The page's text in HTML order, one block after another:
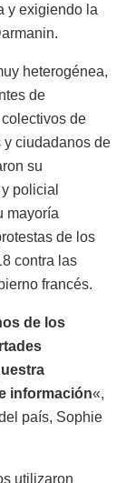
y exigiendo la
heterogénea,
de
de
y ciudadanos de
su
policial
mayoría
de los
contra las
francés.
de los
información«,
país, Sophie
utilizaron